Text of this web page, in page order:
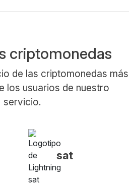
criptomonedas
de las criptomonedas más
los usuarios de nuestro
servicio.
sat